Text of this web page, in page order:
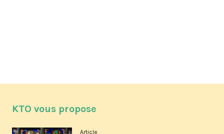
KTO vous propose
Article